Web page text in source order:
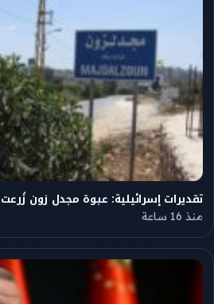
تقديرات إسرائيلية: عبوة مجدل زون
منذ 16 ساعة